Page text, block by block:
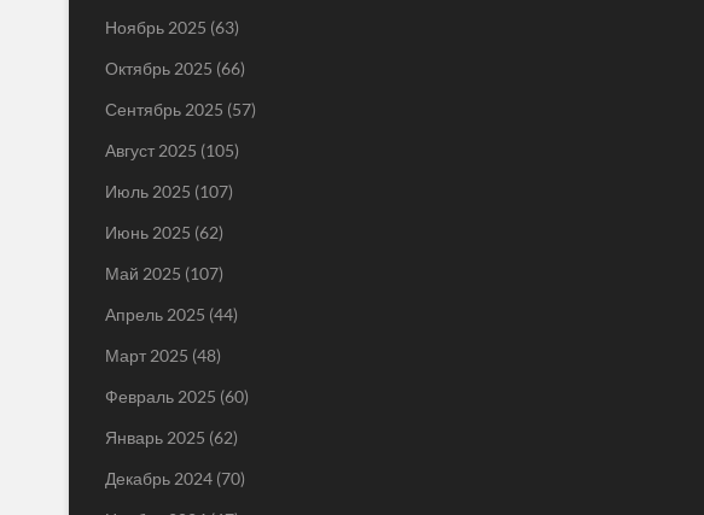
Ноябрь 2025 (63)
Октябрь 2025 (66)
Сентябрь 2025 (57)
Август 2025 (105)
Июль 2025 (107)
Июнь 2025 (62)
Май 2025 (107)
Апрель 2025 (44)
Март 2025 (48)
Февраль 2025 (60)
Январь 2025 (62)
Декабрь 2024 (70)